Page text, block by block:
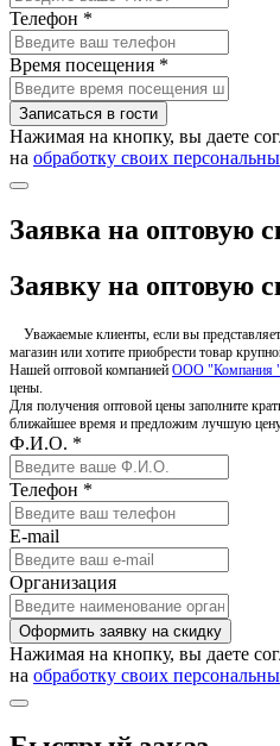
Телефон *
Время посещения *
Записаться в гости
Нажимая на кнопку, вы даете
на обработку своих
Заявка на оптовую
Заявку на оптовую
Уважаемые клиенты, если вы
магазин или хотите приобрести товар
Нашей оптовой компанией ООО "Компания
цены.
Для получения оптовой цены заполните
ближайшее время и предложим лучшую
Ф.И.О. *
Телефон *
E-mail
Организация
Оформить заявку на скидку
Нажимая на кнопку, вы даете
на обработку своих